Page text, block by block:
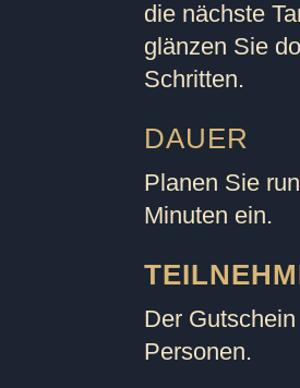
die nächste
glänzen Sie
Schritten.
DAUER
Planen Sie
Minuten ein.
Der
Personen.